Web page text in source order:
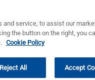
© Copyright ©
and service, to assist our
the button on the right, you
Cookie Policy
Reject All Accept